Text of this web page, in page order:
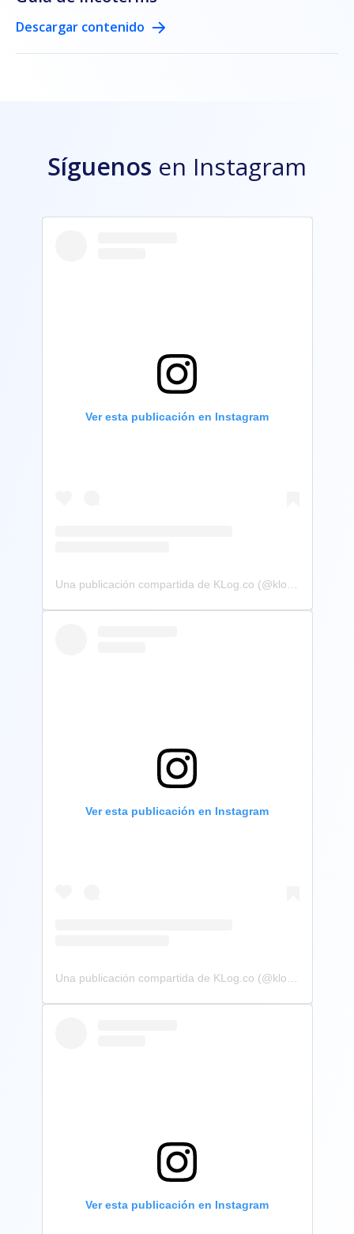
Descargar contenido
Síguenos en Instagram
Ver esta publicación en Instagram
Ver esta publicación en Instagram
Una publicación compartida de KLog.co (@klog.co)
Ver esta publicación en Instagram